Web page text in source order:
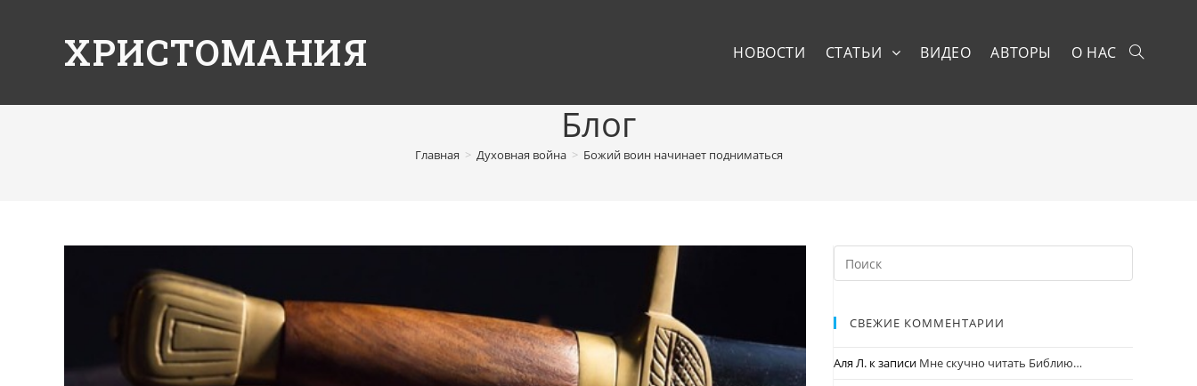
ХРИСТОМАНИЯ НОВОСТИ СТАТЬИ ВИДЕО АВТОРЫ О НАС
Блог
Главная > Духовная война > Божий воин начинает подниматься
СВЕЖИЕ КОММЕНТАРИИ
Аля Л. к записи Мне скучно читать Библию…